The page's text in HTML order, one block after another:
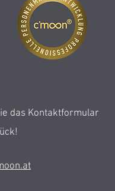
das Kontaktformular